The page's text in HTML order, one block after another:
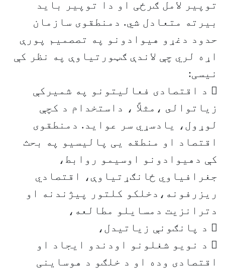
توپیر لامل ګرځی او دا توپیر باید
بیرته متعادل شي. دمنطقوی سازمان
حدود دغړو هیوادونو په تصصمیم پورې
اړه لري چې لاندې ګټورتیاوې په نظر کې
نیسی:
 د اقتصادی فعالیتونو په شمیرکې
زياتوالى ،مثلاً ، داستخدام د کچې
لوړول، يادسړي سر عوايد. دمنطقوی
اقتصاد او منطقه یی پالیسیو په بحث
کې دهيوادونو اوسيمو روابط،
جغرافياوي ځانګړتياوې، اقتصادي
ريزرفونه،دخلکو کلتور پيژندنه او
دترانزيت دمسايلو مطالعه،
 د پانګونې زیاتیدل،
 د نویو شغلونو اودندو ایجاد او
اقتصادی وده او د خلګو د هوساینی